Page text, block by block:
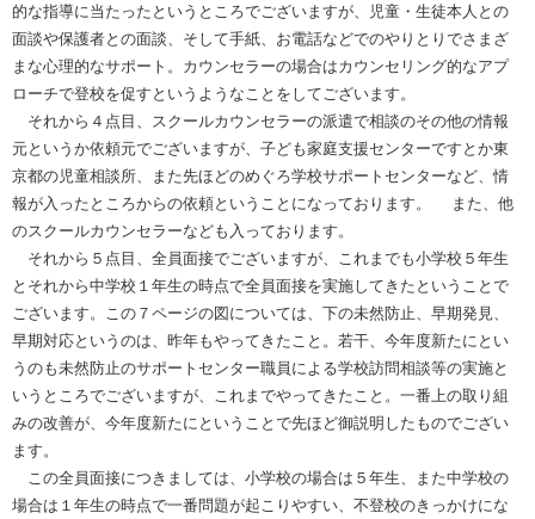
的な指導に当たったというところでございますが、児童・生徒本人との
面談や保護者との面談、そして手紙、お電話などでのやりとりでさまざ
まな心理的なサポート。カウンセラーの場合はカウンセリング的なアプ
ローチで登校を促すというようなことをしてございます。
それから４点目、スクールカウンセラーの派遣で相談のその他の情報
元というか依頼元でございますが、子ども家庭支援センターですとか東
京都の児童相談所、また先ほどのめぐろ学校サポートセンターなど、情
報が入ったところからの依頼ということになっております。 また、他
のスクールカウンセラーなども入っております。
それから５点目、全員面接でございますが、これまでも小学校５年生
とそれから中学校１年生の時点で全員面接を実施してきたということで
ございます。この７ページの図については、下の未然防止、早期発見、
早期対応というのは、昨年もやってきたこと。若干、今年度新たにとい
うのも未然防止のサポートセンター職員による学校訪問相談等の実施と
いうところでございますが、これまでやってきたこと。一番上の取り組
みの改善が、今年度新たにということで先ほど御説明したものでござい
ます。
この全員面接につきましては、小学校の場合は５年生、また中学校の
場合は１年生の時点で一番問題が起こりやすい、不登校のきっかけにな